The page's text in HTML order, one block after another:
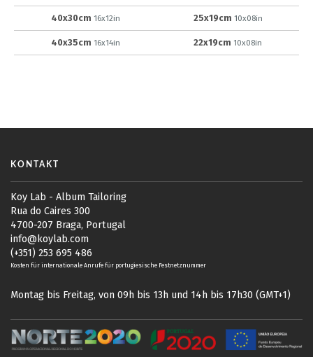
40x30cm 16x12in 25x19cm 10x08in
40x35cm 16x14in 22x19cm 10x08in
KONTAKT
Koy Lab - Album Tailoring
Rua do Caires 300
4700-207 Braga, Portugal
info@koylab.com
(+351) 253 695 486
Kosten für internationale Anrufe für portugiesische Festnetznummer
Montag bis Freitag, von 09h bis 13h und 14h bis 17h30 (GMT+1)